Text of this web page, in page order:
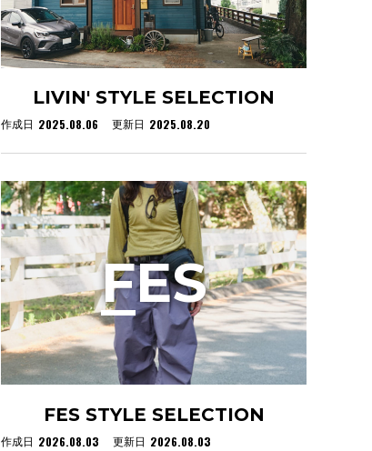
LIVIN' STYLE SELECTION
作成日 2025.08.06 更新日 2025.08.20
FES STYLE SELECTION
作成日 2026.08.03 更新日 2026.08.03
FES